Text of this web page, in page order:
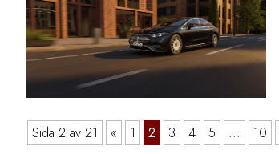
Sida 2 av 21 « 1 2 3 4 5 ... 10